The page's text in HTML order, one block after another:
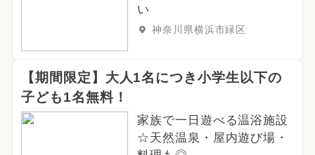
い
神奈川県横浜市緑区
【期間限定】大人1名につき小学生以下の
子ども1名無料！
家族で一日遊べる温浴施設
☆天然温泉・屋内遊び場・